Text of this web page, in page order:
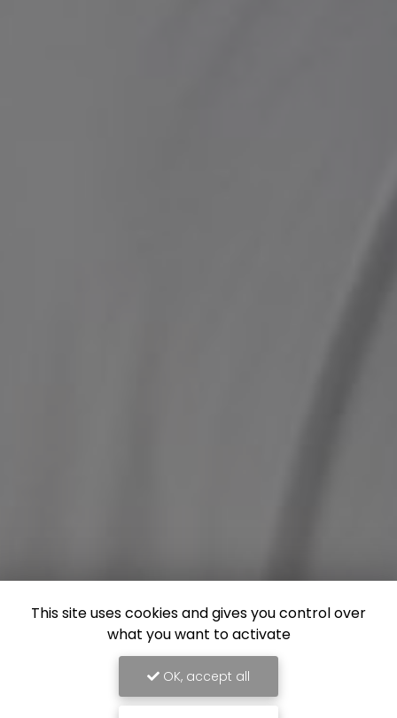
This site uses cookies and gives you control over
what you want to activate
OK, accept all